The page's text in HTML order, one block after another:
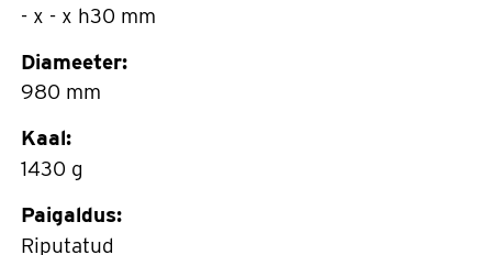
- x - x h30 mm
Diameeter:
980 mm
Kaal:
1430 g
Paigaldus:
Riputatud